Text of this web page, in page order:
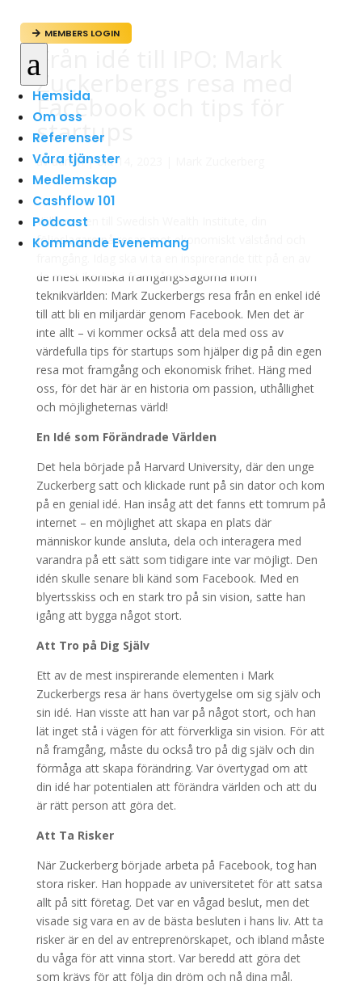
 MEMBERS LOGIN
a
Hemsida
Om oss
Referenser
Våra tjänster
Medlemskap
Cashflow 101
Podcast
Kommande Evenemang
Från idé till IPO: Mark
Zuckerbergs resa med
Facebook och tips för
startups
avadmin|okt 14, 2023
Välkommen till Swedish Wealth Institute, din
följeslagare på resan mot ekonomiskt välstånd och
de mest ikoniska framgångssagorna inom
teknikvärlden: Mark Zuckerbergs resa från en enkel idé
till att bli en miljardär genom Facebook. Men det är
inte allt – vi kommer också att dela med oss av
värdefulla tips för startups som hjälper dig på din egen
resa mot framgång och ekonomisk frihet. Häng med
oss, för det här är en historia om passion, uthållighet
och möjligheternas värld!
En Idé som Förändrade Världen
Det hela började på Harvard University, där den unge
Zuckerberg satt och klickade runt på sin dator och kom
på en genial idé. Han insåg att det fanns ett tomrum på
internet – en möjlighet att skapa en plats där
människor kunde ansluta, dela och interagera med
varandra på ett sätt som tidigare inte var möjligt. Den
idén skulle senare bli känd som Facebook. Med en
blyertsskiss och en stark tro på sin vision, satte han
igång att bygga något stort.
Att Tro på Dig Själv
Ett av de mest inspirerande elementen i Mark
Zuckerbergs resa är hans övertygelse om sig själv och
sin idé. Han visste att han var på något stort, och han
lät inget stå i vägen för att förverkliga sin vision. För att
nå framgång, måste du också tro på dig själv och din
förmåga att skapa förändring. Var övertygad om att
din idé har potentialen att förändra världen och att du
är rätt person att göra det.
Att Ta Risker
När Zuckerberg började arbeta på Facebook, tog han
stora risker. Han hoppade av universitetet för att satsa
allt på sitt företag. Det var en vågad beslut, men det
visade sig vara en av de bästa besluten i hans liv. Att ta
risker är en del av entreprenörskapet, och ibland måste
du våga för att vinna stort. Var beredd att göra det
som krävs för att följa din dröm och nå dina mål.